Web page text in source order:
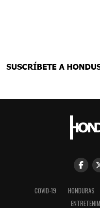
COVID-19 HONDURAS